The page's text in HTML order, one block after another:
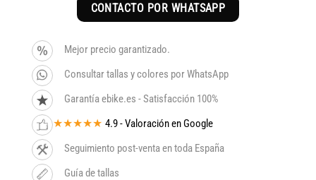
CONTACTO POR WHATSAPP
Mejor precio garantizado.
Consultar tallas y colores por WhatsApp
Garantía ebike.es - Satisfacción 100%
★★★★★ 4.9 - Valoración en Google
Seguimiento post-venta en toda España
Guía de tallas